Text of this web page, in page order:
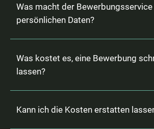
Was macht der
persönlichen Daten?
Was kostet es, eine Bewerbung
lassen?
Kann ich die Kosten erstatten